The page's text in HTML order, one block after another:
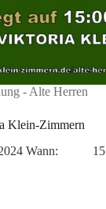
- Alte Herren
Klein-Zimmern
Wann: 15